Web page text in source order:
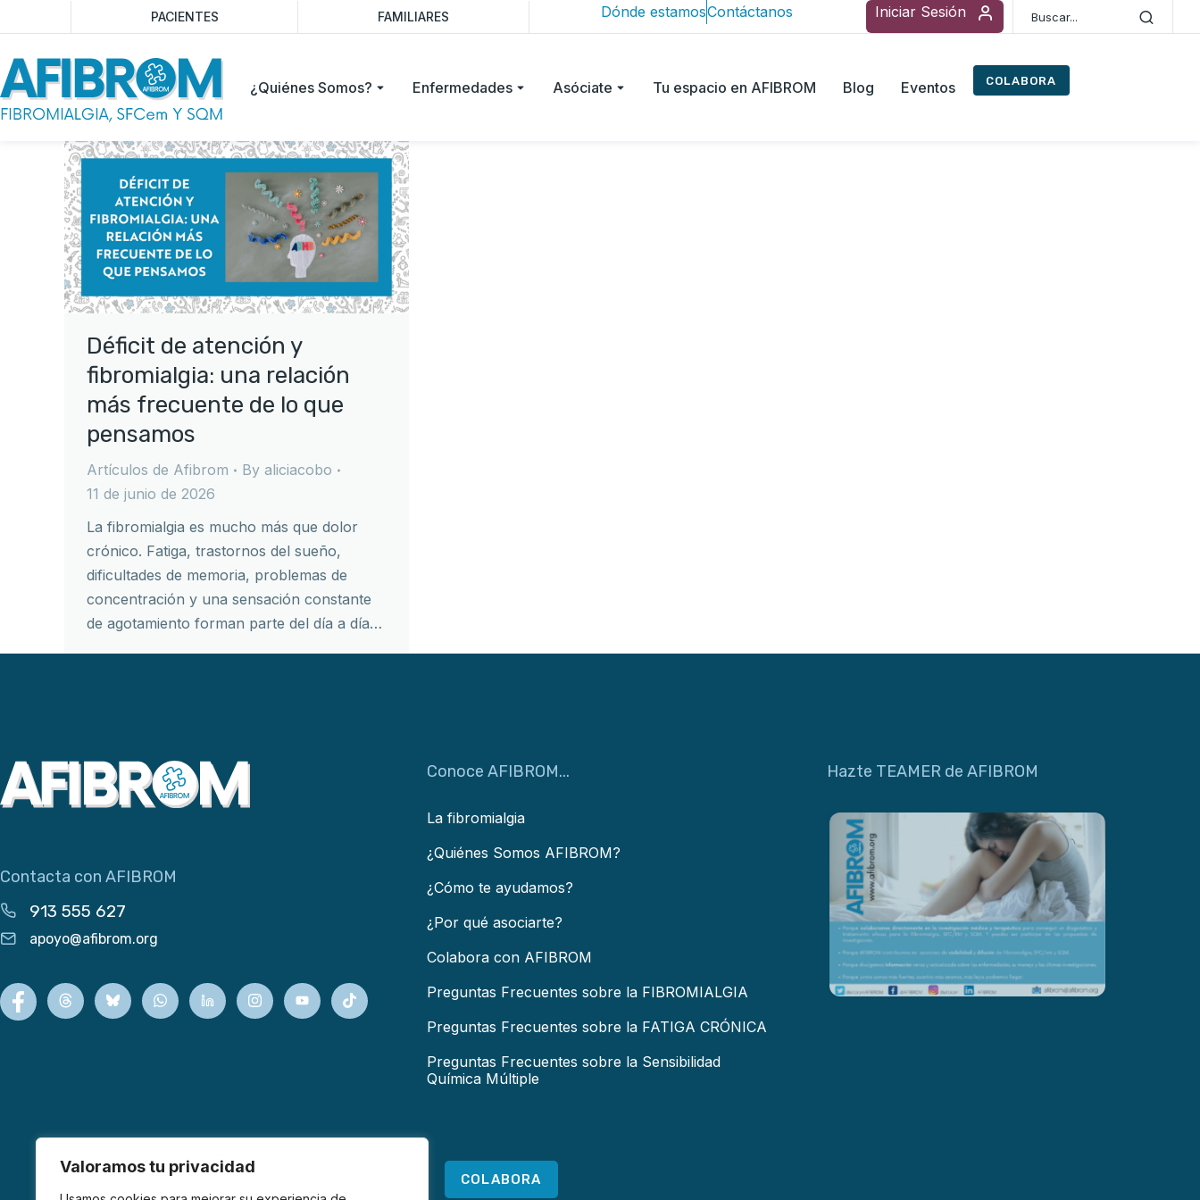
Valoramos tu privacidad
PACIENTES FAMILIARES Dónde estamosContáctanos Iniciar Sesión
¿Quiénes Somos? Enfermedades Asóciate Tu espacio en AFIBROM Blog Eventos COLABORA
Déficit de atención y
fibromialgia: una relación
más frecuente de lo que
pensamos
Artículos de Afibrom By aliciacobo
11 de junio de 2026
La fibromialgia es mucho más que dolor
crónico. Fatiga, trastornos del sueño,
dificultades de memoria, problemas de
concentración y una sensación constante
de agotamiento forman parte del día a día…
Contacta con AFIBROM
913 555 627
apoyo@afibrom.org
Conoce AFIBROM...
La fibromialgia
¿Quiénes Somos AFIBROM?
¿Cómo te ayudamos?
¿Por qué asociarte?
Colabora con AFIBROM
Preguntas Frecuentes sobre la FIBROMIALGIA
Preguntas Frecuentes sobre la FATIGA CRÓNICA
Preguntas Frecuentes sobre la Sensibilidad
Química Múltiple
COLABORA
Hazte TEAMER de AFIBROM